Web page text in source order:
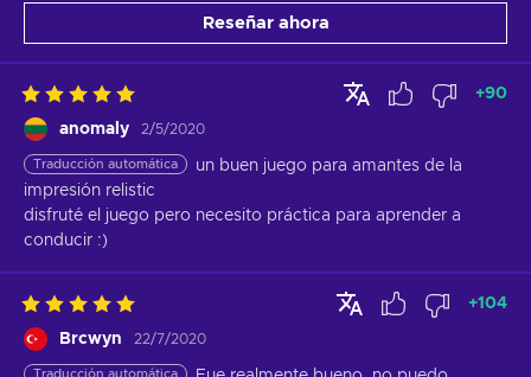
Reseñar ahora
anomaly 2/5/2020
+90
Traducción automática
un buen juego para amantes de la
impresión relistic
disfruté el juego pero necesito práctica para aprender a
conducir :)
Brcwyn 22/7/2020
+104
Traducción automática